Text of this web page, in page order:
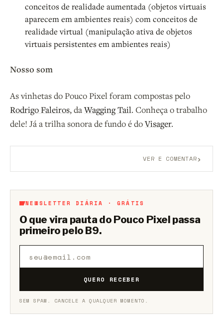
conceitos de realidade aumentada (objetos virtuais
aparecem em ambientes reais) com conceitos de
realidade virtual (manipulação ativa de objetos
virtuais persistentes em ambientes reais)
Nosso som
As vinhetas do Pouco Pixel foram compostas pelo
Rodrigo Faleiros, daWagging Tail. Conheça o trabalho
dele! Já a trilha sonora de fundo é doVisager.
VER E COMENTAR›
NEWSLETTER DIÁRIA · GRÁTIS
O que vira pauta do Pouco Pixel passa
primeiro pelo B9.
QUERO RECEBER
SEM SPAM. CANCELE A QUALQUER MOMENTO.